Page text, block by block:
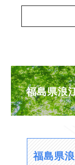
福島県浪
福島県